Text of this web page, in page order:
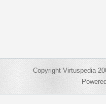
Copyright Virtuspedia